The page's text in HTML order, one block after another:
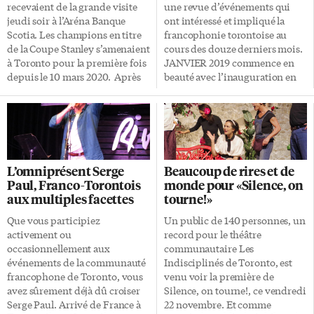
Karolyne Natasha […]
recevaient de la grande visite
jeudi soir à l’Aréna Banque
Scotia. Les champions en titre
de la Coupe Stanley s’amenaient
à Toronto pour la première fois
depuis le 10 mars 2020. Après
période difficile, où ils ont vu
les visiteurs prendre les devants
sur une bévue, les hommes de
Sheldon Keefe se sont
regroupés et ont causé une
surprise. Le gardien Jack
Campbell a gardé son équipe
dans le match alors que le
capitaine John Tavares a créé
l’égalité avec quelques secondes
à faire à la rencontre. William
Nylander a joué […]
une revue d’événements qui
ont intéressé et impliqué la
francophonie torontoise au
cours des douze derniers mois.
JANVIER 2019 commence en
beauté avec l’inauguration en
l’Alliance française de
Toronto longeant le mur sud de
l’édifice. À la veille de l’arrêt du
financement provincial du
projet d’Université de l’Ontario
français, la ministre fédérale
Mélanie Joly annonce un octroi
de 1,9 million $ pour maintenir
l’équipe en place. Le Centre
francophone de Toronto ouvre
officiellement son point de
service à Mississauga.
L’immigration comme solution
pour faire croître la […]
L’omniprésent Serge
Paul, Franco-Torontois
aux multiples facettes
Que vous participiez
activement ou
occasionnellement aux
événements de la communauté
francophone de Toronto, vous
avez sûrement déjà dû croiser
Serge Paul. Arrivé de France à
Beaucoup de rires et de
monde pour «Silence, on
tourne!»
Un public de 140 personnes, un
record pour le théâtre
communautaire Les
Indisciplinés de Toronto, est
venu voir la première de
Silence, on tourne!, ce vendredi
22 novembre. Et comme